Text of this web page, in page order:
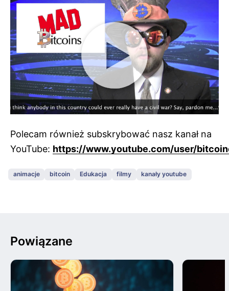
Polecam również subskrybować nasz kanał na
YouTube: https://www.youtube.com/user/
animacje bitcoin Edukacja filmy kanały youtube
Powiązane